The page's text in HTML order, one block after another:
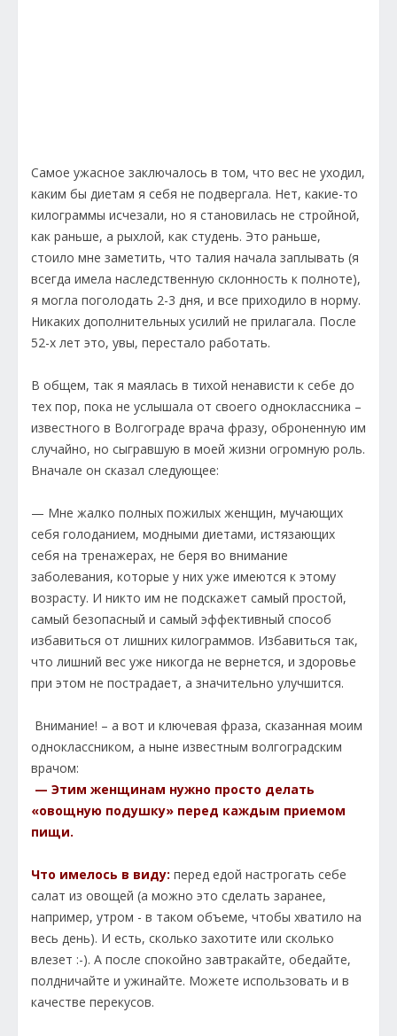
Самое ужасное заключалось в том, что вес не уходил,
каким бы диетам я себя не подвергала. Нет, какие-то
килограммы исчезали, но я становилась не стройной,
как раньше, а рыхлой, как студень. Это раньше,
стоило мне заметить, что талия начала заплывать (я
всегда имела наследственную склонность к полноте),
я могла поголодать 2-3 дня, и все приходило в норму.
Никаких дополнительных усилий не прилагала. После
52-х лет это, увы, перестало работать.
В общем, так я маялась в тихой ненависти к себе до
тех пор, пока не услышала от своего одноклассника –
известного в Волгограде врача фразу, оброненную им
случайно, но сыгравшую в моей жизни огромную роль.
Вначале он сказал следующее:
— Мне жалко полных пожилых женщин, мучающих
себя голоданием, модными диетами, истязающих
себя на тренажерах, не беря во внимание
заболевания, которые у них уже имеются к этому
возрасту. И никто им не подскажет самый простой,
самый безопасный и самый эффективный способ
избавиться от лишних килограммов. Избавиться так,
что лишний вес уже никогда не вернется, и здоровье
при этом не пострадает, а значительно улучшится.
Внимание! – а вот и ключевая фраза, сказанная моим
одноклассником, а ныне известным волгоградским
врачом:
— Этим женщинам нужно просто делать
«овощную подушку» перед каждым приемом
пищи.
Что имелось в виду: перед едой настрогать себе
салат из овощей (а можно это сделать заранее,
например, утром - в таком объеме, чтобы хватило на
весь день). И есть, сколько захотите или сколько
влезет :-). А после спокойно завтракайте, обедайте,
полдничайте и ужинайте. Можете использовать и в
качестве перекусов.